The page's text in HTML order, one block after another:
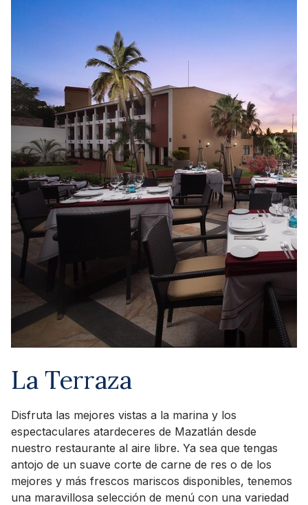
La Terraza
Disfruta las mejores vistas a la marina y los
espectaculares atardeceres de Mazatlán desde
nuestro restaurante al aire libre. Ya sea que tengas
antojo de un suave corte de carne de res o de los
mejores y más frescos mariscos disponibles, tenemos
una maravillosa selección de menú con una variedad